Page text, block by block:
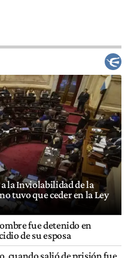
la Inviolabilidad de la
tuvo que ceder en la Ley
fue detenido en
de su esposa
cuando salió de prisión fue